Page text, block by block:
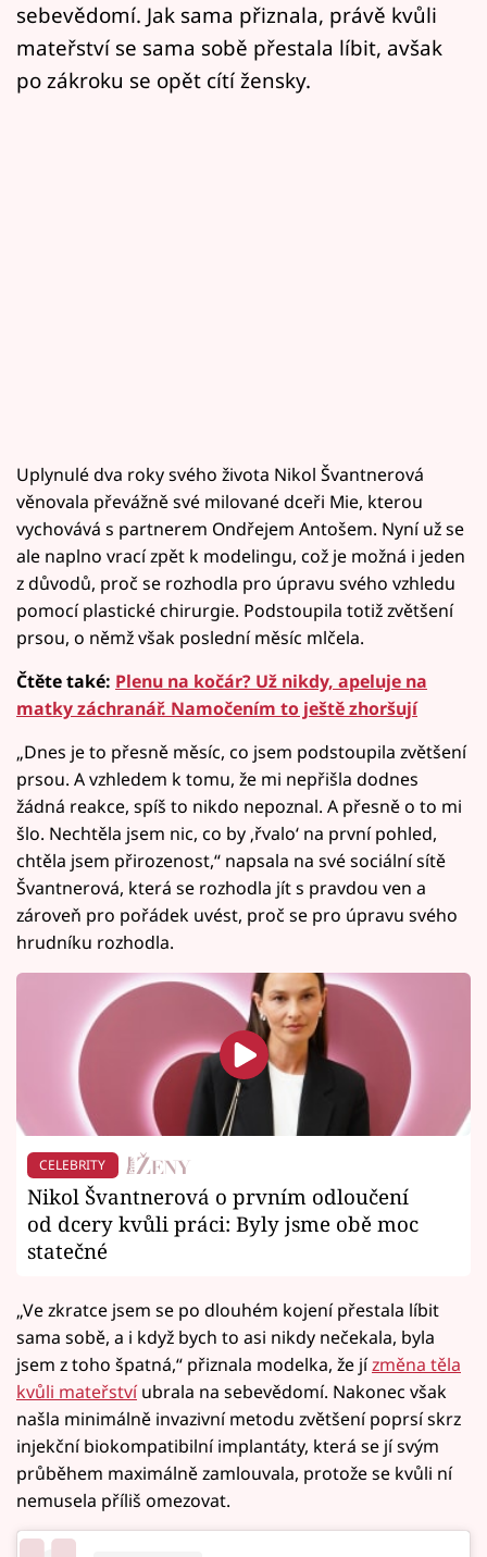
sebevědomí. Jak sama přiznala, právě kvůli
mateřství se sama sobě přestala líbit, avšak
po zákroku se opět cítí žensky.
Uplynulé dva roky svého života Nikol Švantnerová
věnovala převážně své milované dceři Mie, kterou
vychovává s partnerem Ondřejem Antošem. Nyní už se
ale naplno vrací zpět k modelingu, což je možná i jeden
z důvodů, proč se rozhodla pro úpravu svého vzhledu
pomocí plastické chirurgie. Podstoupila totiž zvětšení
prsou, o němž však poslední měsíc mlčela.
Čtěte také: Plenu na kočár? Už nikdy, apeluje na
matky záchranář. Namočením to ještě zhoršují
„Dnes je to přesně měsíc, co jsem podstoupila zvětšení
prsou. A vzhledem k tomu, že mi nepřišla dodnes
žádná reakce, spíš to nikdo nepoznal. A přesně o to mi
šlo. Nechtěla jsem nic, co by ‚řvalo‘ na první pohled,
chtěla jsem přirozenost,“ napsala na své sociální sítě
Švantnerová, která se rozhodla jít s pravdou ven a
zároveň pro pořádek uvést, proč se pro úpravu svého
hrudníku rozhodla.
CELEBRITY
Nikol Švantnerová o prvním odloučení
od dcery kvůli práci: Byly jsme obě moc
statečné
„Ve zkratce jsem se po dlouhém kojení přestala líbit
sama sobě, a i když bych to asi nikdy nečekala, byla
jsem z toho špatná,“ přiznala modelka, že jízměna těla
kvůli mateřství ubrala na sebevědomí. Nakonec však
našla minimálně invazivní metodu zvětšení poprsí skrz
injekční biokompatibilní implantáty, která se jí svým
průběhem maximálně zamlouvala, protože se kvůli ní
nemusela příliš omezovat.